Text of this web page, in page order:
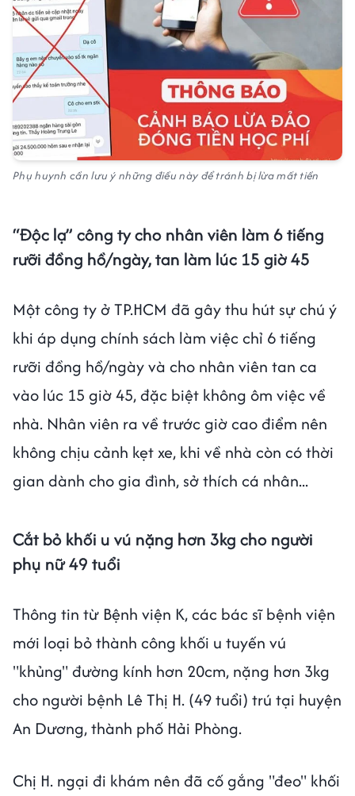
Phụ huynh cần lưu ý những điều này để tránh bị lừa mất tiền
“Độc lạ” công ty cho nhân viên làm 6 tiếng
rưỡi đồng hồ/ngày, tan làm lúc 15 giờ 45
Một công ty ở TP.HCM đã gây thu hút sự chú ý
khi áp dụng chính sách làm việc chỉ 6 tiếng
rưỡi đồng hồ/ngày và cho nhân viên tan ca
vào lúc 15 giờ 45, đặc biệt không ôm việc về
nhà. Nhân viên ra về trước giờ cao điểm nên
không chịu cảnh kẹt xe, khi về nhà còn có thời
gian dành cho gia đình, sở thích cá nhân...
Cắt bỏ khối u vú nặng hơn 3kg cho người
phụ nữ 49 tuổi
Thông tin từ Bệnh viện K, các bác sĩ bệnh viện
mới loại bỏ thành công khối u tuyến vú
"khủng" đường kính hơn 20cm, nặng hơn 3kg
cho người bệnh Lê Thị H. (49 tuổi) trú tại huyện
An Dương, thành phố Hải Phòng.
Chị H. ngại đi khám nên đã cố gắng "đeo" khối